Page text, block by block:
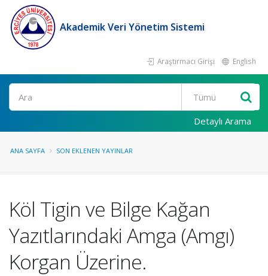
Akademik Veri Yönetim Sistemi
Araştırmacı Girişi English
Ara
Detaylı Arama
ANA SAYFA SON EKLENEN YAYINLAR
Köl Tigin ve Bilge Kağan
Yazıtlarındaki Amga (Amgı)
Korgan Üzerine.